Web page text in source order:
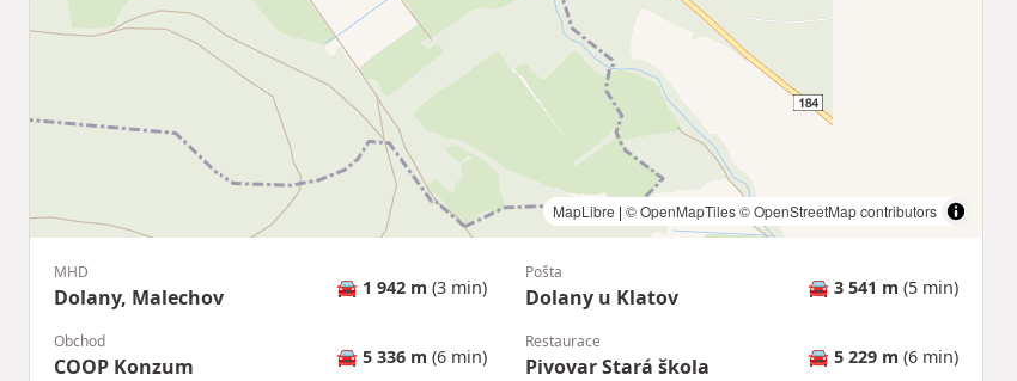
MapLibre | © OpenMapTiles© OpenStreetMap contributors
MHD
Dolany, Malechov 🚘 1 942 m (3 min)
Pošta
Dolany u Klatov 🚘 3 541 m (5 min)
Obchod
COOP Konzum 🚘 5 336 m (6 min)
Restaurace
Pivovar Stará škola 🚘 5 229 m (6 min)